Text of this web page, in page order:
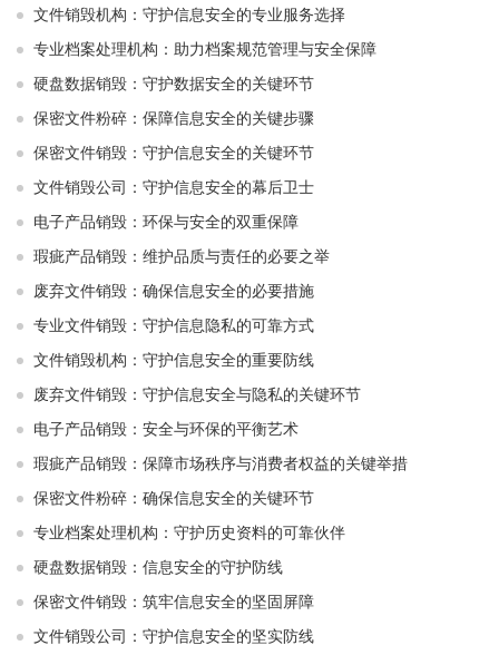
文件销毁机构：守护信息安全的专业服务选择
专业档案处理机构：助力档案规范管理与安全保障
硬盘数据销毁：守护数据安全的关键环节
保密文件粉碎：保障信息安全的关键步骤
保密文件销毁：守护信息安全的关键环节
文件销毁公司：守护信息安全的幕后卫士
电子产品销毁：环保与安全的双重保障
瑕疵产品销毁：维护品质与责任的必要之举
废弃文件销毁：确保信息安全的必要措施
专业文件销毁：守护信息隐私的可靠方式
文件销毁机构：守护信息安全的重要防线
废弃文件销毁：守护信息安全与隐私的关键环节
电子产品销毁：安全与环保的平衡艺术
瑕疵产品销毁：保障市场秩序与消费者权益的关键举措
保密文件粉碎：确保信息安全的关键环节
专业档案处理机构：守护历史资料的可靠伙伴
硬盘数据销毁：信息安全的守护防线
保密文件销毁：筑牢信息安全的坚固屏障
文件销毁公司：守护信息安全的坚实防线